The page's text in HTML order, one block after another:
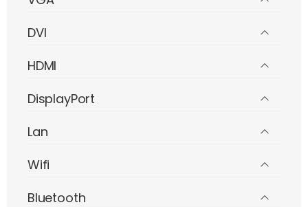
DVI
HDMI
DisplayPort
Lan
Wifi
Bluetooth